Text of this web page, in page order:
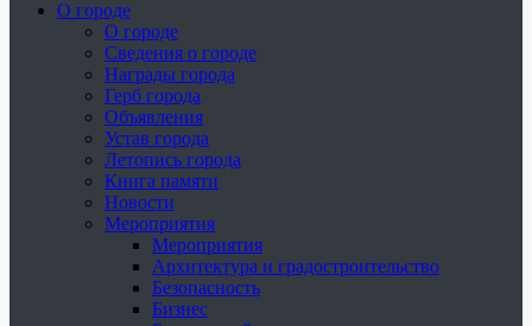
О городе
О городе
Сведения о городе
Награды города
Герб города
Объявления
Устав города
Летопись города
Книга памяти
Новости
Мероприятия
Мероприятия
Архитектура и градостроительство
Безопасность
Бизнес